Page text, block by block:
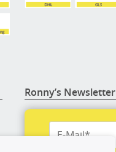
Ronny’s Newsletter